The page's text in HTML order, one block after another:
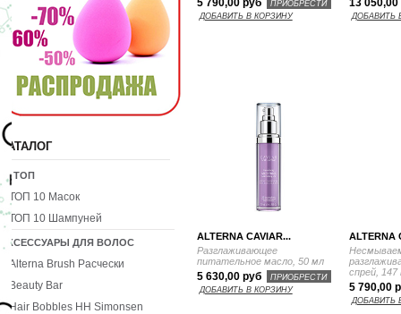
ПРИОБРЕСТИ
ДОБАВИТЬ В КОРЗИНУ
ДОБАВИТЬ
ALTERNA CAVIAR...
Разглаживающее
питательное масло, 50 мл
5 630,00 руб
ПРИОБРЕСТИ
ДОБАВИТЬ В КОРЗИНУ
ALTERNA
спрей, 147
5 790,00
ДОБАВИТЬ
КАТАЛОГ
10 ТОП
ТОП 10 Масок
ТОП 10 Шампуней
АКСЕССУАРЫ ДЛЯ ВОЛОС
Alterna Brush Расчески
Beauty Bar
Hair Bobbles HH Simonsen